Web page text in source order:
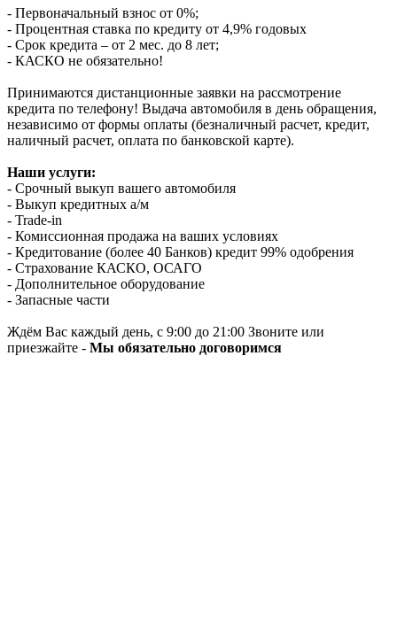
- Первоначальный взнос от 0%;
- Процентная ставка по кредиту от 4,9% годовых
- Срок кредита – от 2 мес. до 8 лет;
- КАСКО не обязательно!
Принимаются дистанционные заявки на рассмотрение
кредита по телефону! Выдача автомобиля в день обращения,
независимо от формы оплаты (безналичный расчет, кредит,
наличный расчет, оплата по банковской карте).
Наши услуги:
- Срочный выкуп вашего автомобиля
- Выкуп кредитных а/м
- Trade-in
- Комиссионная продажа на ваших условиях
- Кредитование (более 40 Банков) кредит 99% одобрения
- Страхование КАСКО, ОСАГО
- Дополнительное оборудование
- Запасные части
Ждём Вас каждый день, с 9:00 до 21:00 Звоните или
приезжайте - Мы обязательно договоримся